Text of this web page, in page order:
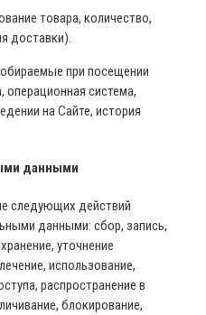
товара, количество,
доставки).
при посещении
операционная система,
на Сайте, история
данными
следующих действий
данными: сбор, запись,
уточнение
использование,
распространение в
блокирование,